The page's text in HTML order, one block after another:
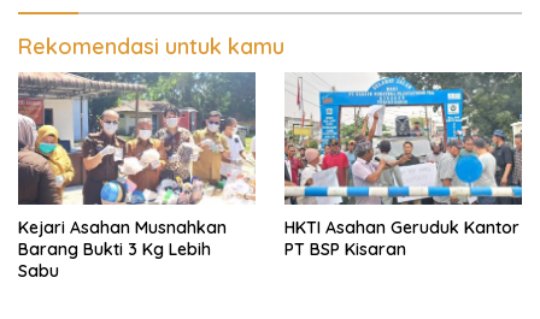
Rekomendasi untuk kamu
Kejari Asahan Musnahkan
Barang Bukti 3 Kg Lebih
Sabu
HKTI Asahan Geruduk Kantor
PT BSP Kisaran